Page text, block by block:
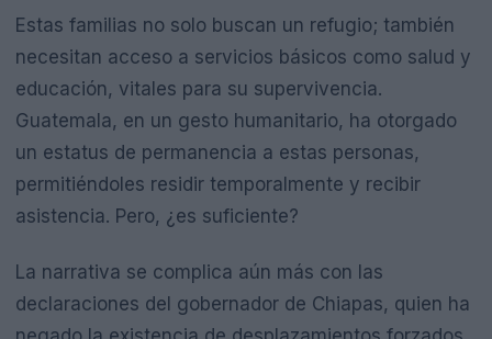
Estas familias no solo buscan un refugio; también
necesitan acceso a servicios básicos como salud y
educación, vitales para su supervivencia.
Guatemala, en un gesto humanitario, ha otorgado
un estatus de permanencia a estas personas,
permitiéndoles residir temporalmente y recibir
asistencia. Pero, ¿es suficiente?
La narrativa se complica aún más con las
declaraciones del gobernador de Chiapas, quien ha